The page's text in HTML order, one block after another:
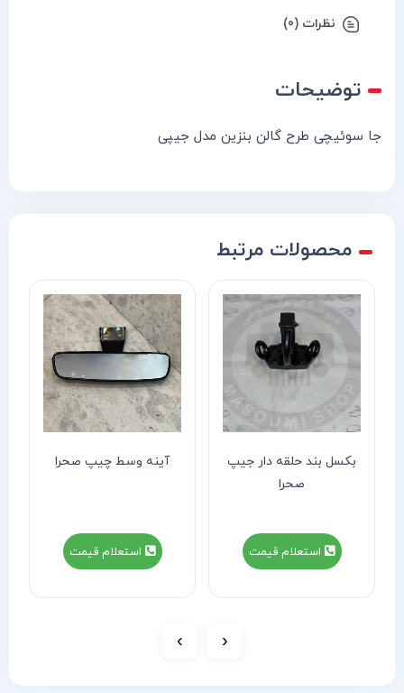
نظرات (0)
توضیحات
جا سوئیچی طرح گالن بنزین مدل جیپی
محصولات مرتبط
بکسل بند حلقه دار جیپ
صحرا
استعلام قیمت
آینه وسط چیپ صحرا
استعلام قیمت
‹
›